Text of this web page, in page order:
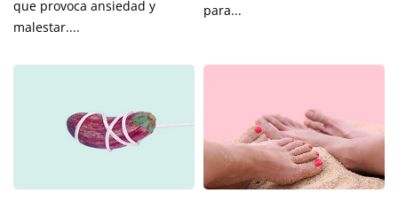
que provoca ansiedad y
malestar....
para...